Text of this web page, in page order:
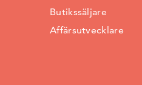
Butikssäljare
Affärsutvecklare